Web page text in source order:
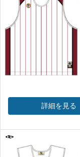
詳細を見る